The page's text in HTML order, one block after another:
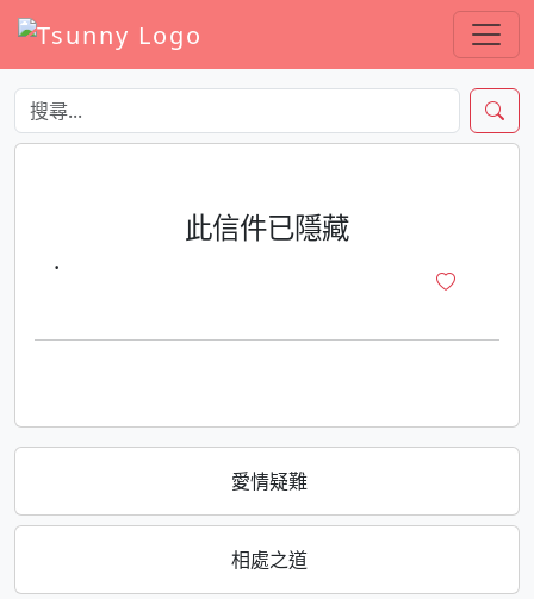
愛情疑難
相處之道
此信件已隱藏
·